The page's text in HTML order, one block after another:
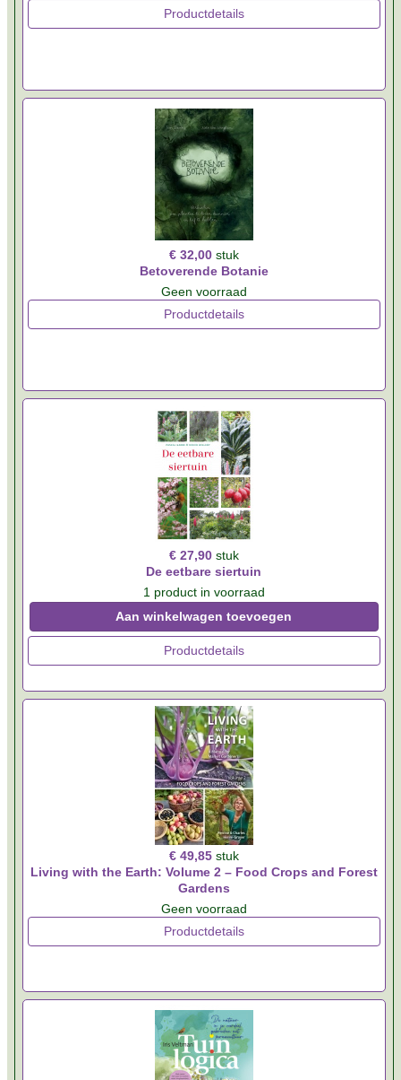
Productdetails
€ 32,00 stuk
Betoverende Botanie
Geen voorraad
Productdetails
€ 27,90 stuk
De eetbare siertuin
1 product in voorraad
Aan winkelwagen toevoegen
Productdetails
€ 49,85 stuk
Living with the Earth: Volume 2 – Food Crops and Forest
Gardens
Geen voorraad
Productdetails